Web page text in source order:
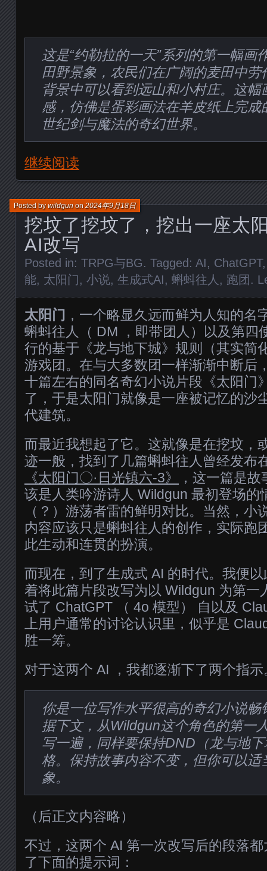
这是“约勒拉的一天”系列的第一幅画
田野景象，农民们在广阔的麦田中劳
背景中可以看到远山和小村庄。这幅
感，仿佛是蛋彩画法在羊皮纸上完成
世纪剑与魔法的奇幻世界。
继续阅读
挖坟了挖坟了，挖出一座太
AI改写
Posted bywildgunon2024年9月18日
Posted in: TRPG与BG. Tagged: AI, ChatGPT
能, 太阳门 , 小说, 生成式AI, 蝌蚪往人 , 跑团 .
太阳门 ，一个略显久远而鲜为人知的名
蝌蚪往人（ DM ，即带团人）以及第四
行的基于《龙与地下城》规则（其实简
游戏团。在与大多数团一样渐渐中断后
十篇左右的同名奇幻小说片段《太阳门
了，于是太阳门就像是一座被记忆的沙
代建筑。
而最近我想起了它。这就像是在挖坟，
迹一般，找到了几篇蝌蚪往人曾经发布
《太阳门〇·日光镇六-3》
，这一篇是
该是人类吟游诗人 Wildgun 最初登场的
（？）游荡者雷的鲜明对比。当然，小
内容应该只是蝌蚪往人的创作，实际跑
此生动和连贯的扮演。
而现在，到了生成式 AI 的时代。我便
着将此篇片段改写为以 Wildgun 为第一
试了 ChatGPT （ 4o 模型） 自以及
上用户通常的讨论认识里，似乎是
胜一筹。
对于这两个 AI ，我都逐渐下了两个指
你是一位写作水平很高的奇幻小说畅
据下文，从Wildgun这个角色的第一
写一遍，同样要保持DND（龙与地
格。保持故事内容不变，但你可以适
象。
（后正文内容略）
不过，这两个 AI 第一次改写后的段落
了下面的提示词：